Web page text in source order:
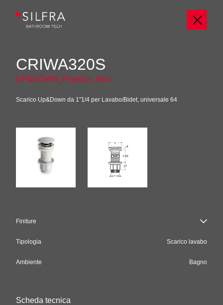
CRIWA320S
UP&DOWN_Plastica_Inox
Scarico Up&Down da 1"1/4 per Lavabo/Bidet, universale 64
Finiture
Tipologia Scarico lavabo
Ambiente Bagno
Scheda tecnica